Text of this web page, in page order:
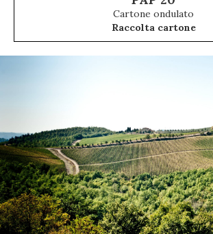
Cartone ondulato
Raccolta cartone